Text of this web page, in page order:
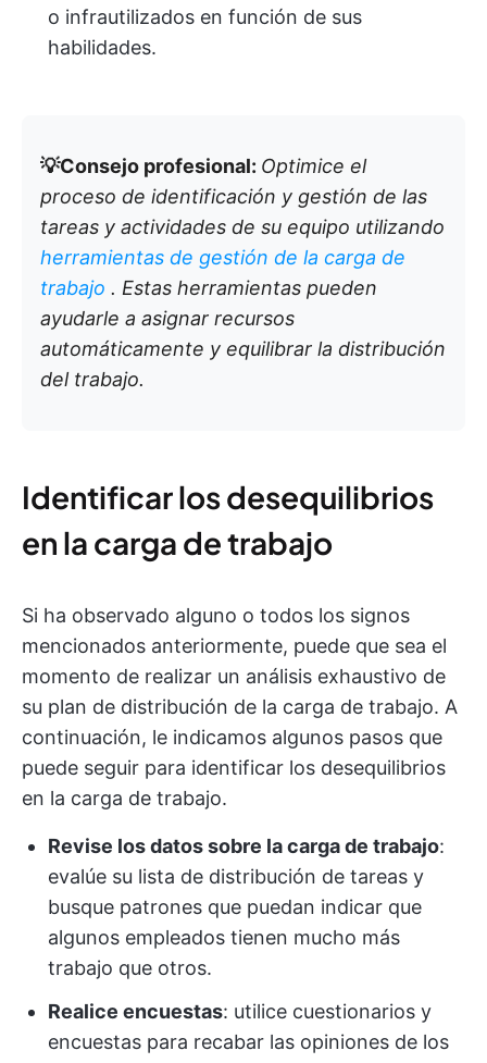
o infrautilizados en función de sus
habilidades.
💡Consejo profesional: Optimice el
proceso de identificación y gestión de las
tareas y actividades de su equipo utilizando
herramientas de gestión de la carga de
trabajo . Estas herramientas pueden
ayudarle a asignar recursos
automáticamente y equilibrar la distribución
del trabajo.
Identificar los desequilibrios
en la carga de trabajo
Si ha observado alguno o todos los signos
mencionados anteriormente, puede que sea el
momento de realizar un análisis exhaustivo de
su plan de distribución de la carga de trabajo. A
continuación, le indicamos algunos pasos que
puede seguir para identificar los desequilibrios
en la carga de trabajo.
Revise los datos sobre la carga de trabajo:
evalúe su lista de distribución de tareas y
busque patrones que puedan indicar que
algunos empleados tienen mucho más
trabajo que otros.
Realice encuestas: utilice cuestionarios y
encuestas para recabar las opiniones de los